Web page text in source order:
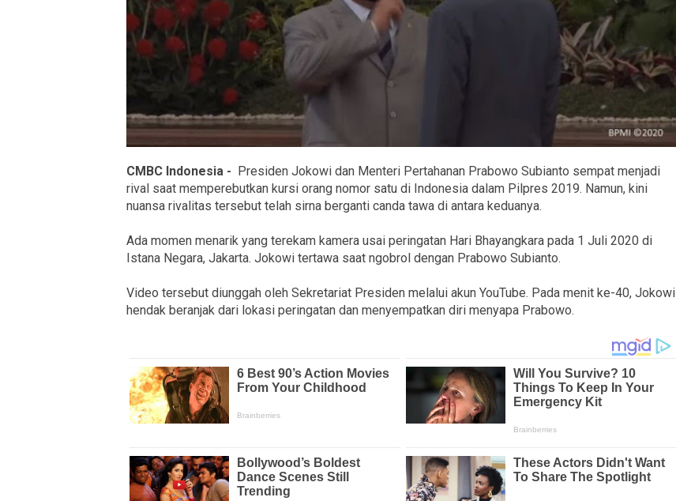
CMBC Indonesia -
Presiden Jokowi dan Menteri Pertahanan Prabowo Subianto sempat menjadi
rival saat memperebutkan kursi orang nomor satu di Indonesia dalam Pilpres 2019. Namun, kini
nuansa rivalitas tersebut telah sirna berganti canda tawa di antara keduanya.
Ada momen menarik yang terekam kamera usai peringatan Hari Bhayangkara pada 1 Juli 2020 di
Istana Negara, Jakarta. Jokowi tertawa saat ngobrol dengan Prabowo Subianto.
Video tersebut diunggah oleh Sekretariat Presiden melalui akun YouTube. Pada menit ke-40, Jokowi
hendak beranjak dari lokasi peringatan dan menyempatkan diri menyapa Prabowo.